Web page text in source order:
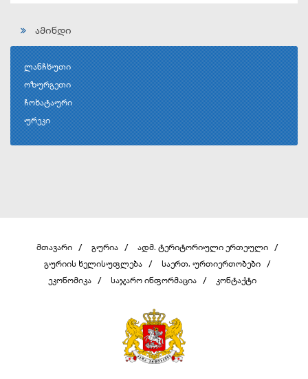
ამინდი
ლანჩხუთი
ოზურგეთი
ჩოხატაური
ურეკი
მთავარი გურია
ადმ. ტერიტორიული ერთეული
გურიის ხელისუფლება
საერთ. ურთიერთობები
ეკონომიკა
საჯარო ინფორმაცია კონტაქტი